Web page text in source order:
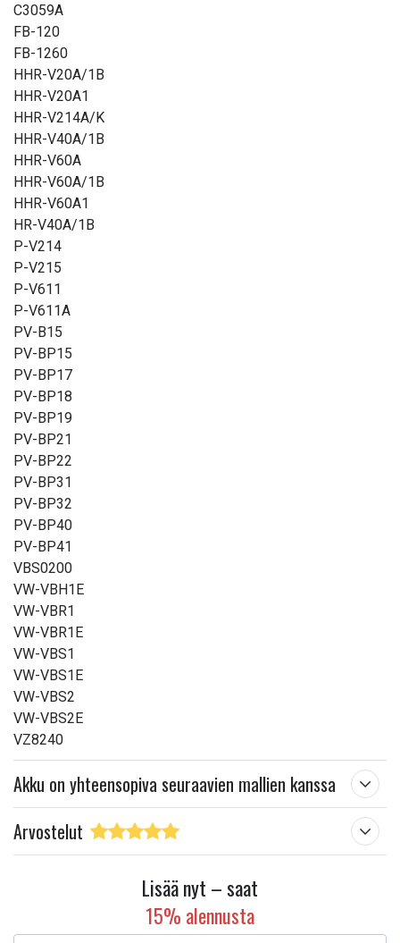
C3059A
FB-120
FB-1260
HHR-V20A/1B
HHR-V20A1
HHR-V214A/K
HHR-V40A/1B
HHR-V60A
HHR-V60A/1B
HHR-V60A1
HR-V40A/1B
P-V214
P-V215
P-V611
P-V611A
PV-B15
PV-BP15
PV-BP17
PV-BP18
PV-BP19
PV-BP21
PV-BP22
PV-BP31
PV-BP32
PV-BP40
PV-BP41
VBS0200
VW-VBH1E
VW-VBR1
VW-VBR1E
VW-VBS1
VW-VBS1E
VW-VBS2
VW-VBS2E
VZ8240
Akku on yhteensopiva seuraavien mallien kanssa
Arvostelut
Lisää nyt – saat
15% alennusta